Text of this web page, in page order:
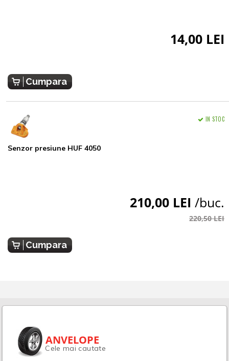
14,00 LEI
Cumpara
Senzor presiune HUF 4050
IN STOC
210,00 LEI /buc.
220,50 LEI
Cumpara
ANVELOPE
Cele mai cautate